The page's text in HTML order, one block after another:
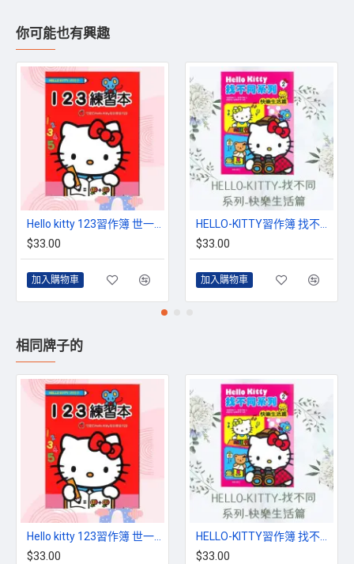
你可能也有興趣
$33.00
加入購物車
$33.00
加入購物車
相同牌子的
$33.00 $33.00